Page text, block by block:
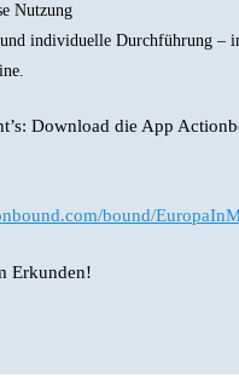
Nutzung
individuelle Durchführung –
Download die App
bound/
Erkunden!